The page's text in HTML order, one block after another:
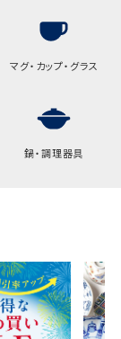
マグ・カップ・グラス
鍋・調理器具